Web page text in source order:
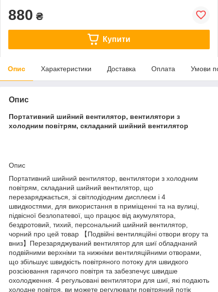
880 ₴
Купити
Опис Характеристики Доставка Оплата Умови
Опис
Портативний шийний вентилятор, вентилятори з
холодним повітрям, складаний шийний вентилятор
Опис
Портативний шийний вентилятор, вентилятори з холодним
повітрям, складаний шийний вентилятор, що
перезаряджається, зі світлодіодним дисплеєм і 4
швидкостями, для використання в приміщенні та на вулиці,
підвісної безлопатевої, що працює від акумулятора,
бездротовий, тихий, персональний шийний вентилятор,
чорний про цей товар 【Подвійні вентиляційні отвори вгору та
вниз】Перезаряджуваний вентилятор для шиї обладнаний
подвійними верхніми та нижніми вентиляційними отворами,
що збільшує швидкість повітряного потоку для швидкого
розсіювання гарячого повітря та забезпечує швидше
охолодження. 4 регульовані вентилятори для шиї, які подають
холодне повітря, ви можете регулювати повітряний потік